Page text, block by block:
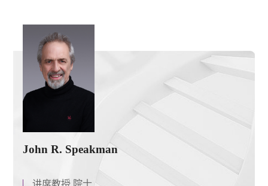
John R. Speakman
讲席教授 院士